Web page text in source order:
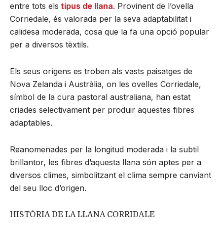
entre tots els tipus de llana. Provinent de l’ovella
Corriedale, és valorada per la seva adaptabilitat i
calidesa moderada, cosa que la fa una opció popular
per a diversos tèxtils.
Els seus orígens es troben als vasts paisatges de
Nova Zelanda i Austràlia, on les ovelles Corriedale,
símbol de la cura pastoral australiana, han estat
criades selectivament per produir aquestes fibres
adaptables.
Reanomenades per la longitud moderada i la subtil
brillantor, les fibres d’aquesta llana són aptes per a
diversos climes, simbolitzant el clima sempre canviant
del seu lloc d’origen.
HISTÒRIA DE LA LLANA CORRIDALE